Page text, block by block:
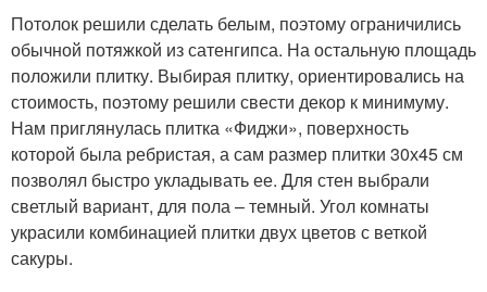
Потолок решили сделать белым, поэтому ограничились
обычной потяжкой из сатенгипса. На остальную площадь
положили плитку. Выбирая плитку, ориентировались на
стоимость, поэтому решили свести декор к минимуму.
Нам приглянулась плитка «Фиджи», поверхность
которой была ребристая, а сам размер плитки 30х45 см
позволял быстро укладывать ее. Для стен выбрали
светлый вариант, для пола – темный. Угол комнаты
украсили комбинацией плитки двух цветов с веткой
сакуры.